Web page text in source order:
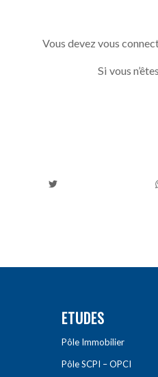
Vous devez vous
Si vous
ETUDES
Pôle Immobilier
Pôle SCPI – OPCI